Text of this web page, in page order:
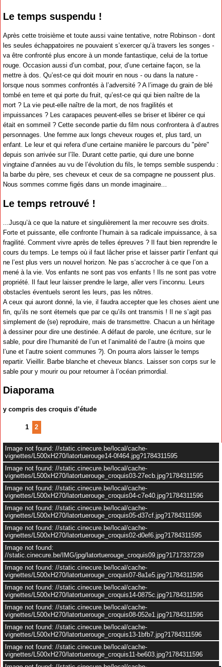
Le temps suspendu !
Après cette troisième et toute aussi vaine tentative, notre Robinson - dont
les seules échappatoires ne pouvaient s’exercer qu’à travers les songes -
va être confronté plus encore à un monde fantastique, celui de la tortue
rouge. Occasion aussi d’un combat, pour, d’une certaine façon, se la
mettre à dos. Qu’est-ce qui doit mourir en nous - ou dans la nature -
lorsque nous sommes confrontés à l’adversité ? A l’image du grain de blé
tombé en terre et qui porte du fruit, qu’est-ce qui qui bien naître de la
mort ? La vie peut-elle naître de la mort, de nos fragilités et
impuissances ? Les carapaces peuvent-elles se briser et libérer ce qui
était en sommeil ? Cette seconde partie du film nous confrontera à d’autres
personnages. Une femme aux longs cheveux rouges et, plus tard, un
enfant. Le leur et qui refera d’une certaine manière le parcours du "père"
depuis son arrivée sur l’île. Durant cette partie, qui dure une bonne
vingtaine d’années au vu de l’évolution du fils, le temps semble suspendu :
la barbe du père, ses cheveux et ceux de sa compagne ne poussent plus.
Nous sommes comme figés dans un monde imaginaire...
Le temps retrouvé !
...Jusqu’à ce que la nature et singulièrement la mer recouvre ses droits.
Forte et puissante, elle confronte l’humain à sa radicale impuissance, à sa
fragilité. Comment vivre après de telles épreuves ? Il faut bien reprendre le
cours du temps. Le temps où il faut lâcher prise et laisser partir l’enfant qui
ne l’est plus vers un nouvel horizon. Ne pas s’accrocher à ce que l’on a
mené à la vie. Vos enfants ne sont pas vos enfants ! Ils ne sont pas votre
propriété. Il faut leur laisser prendre le large, aller vers l’inconnu. Leurs
obstacles éventuels seront les leurs, pas les nôtres.
A ceux qui auront donné, la vie, il faudra accepter que les choses aient une
fin, qu’ils ne sont éternels que par ce qu’ils ont transmis ! Il ne s’agit pas
simplement de (se) reproduire, mais de transmettre. Chacun a un héritage
à dessiner pour dire une destinée. A défaut de parole, une écriture, sur le
sable, pour dire l’humanité de l’un et l’animalité de l’autre (à moins que
l’une et l’autre soient communes ?). On pourra alors laisser le temps
repartir. Vieillir. Barbe blanche et cheveux blancs. Laisser son corps sur le
sable pour y mourir ou pour retourner à l’océan primordial.
Diaporama
y compris des croquis d’étude
1 2
–/30
Image not found: //static.cinecure.be/local/cache-
vignettes/L500xH270/latortuerouge14-0f464.jpg?1784311595
Image not found: //static.cinecure.be/local/cache-
vignettes/L500xH270/latortuerouge_croquis03-27ecb.jpg?1784311595
Image not found: //static.cinecure.be/local/cache-
vignettes/L500xH270/latortuerouge_croquis04-c7e40.jpg?1784311596
Image not found: //static.cinecure.be/local/cache-
vignettes/L500xH270/latortuerouge_croquis05-d37cf.jpg?1784311596
Image not found: //static.cinecure.be/local/cache-
vignettes/L500xH270/latortuerouge_croquis02-d0ef6.jpg?1784311595
Image not found:
//static.cinecure.be/IMG/jpg/latortuerouge_croquis09.jpg?1717337239
Image not found: //static.cinecure.be/local/cache-
vignettes/L500xH270/latortuerouge_croquis07-8a1e5.jpg?1784311596
Image not found: //static.cinecure.be/local/cache-
vignettes/L500xH270/latortuerouge_croquis14-0875c.jpg?1784311596
Image not found: //static.cinecure.be/local/cache-
vignettes/L500xH270/latortuerouge_croquis08-052e1.jpg?1784311596
Image not found: //static.cinecure.be/local/cache-
vignettes/L500xH270/latortuerouge_croquis13-1bfb7.jpg?1784311596
Image not found: //static.cinecure.be/local/cache-
vignettes/L500xH270/latortuerouge_croquis11-be603.jpg?1784311596